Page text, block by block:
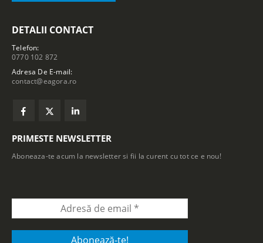
DETALII CONTACT
Telefon:
0770 102 872
Adresa De E-mail:
contact@eagora.ro
PRIMESTE NEWSLETTER
Aboneaza-te acum la newsletter si fii la curent cu tot ce e nou!